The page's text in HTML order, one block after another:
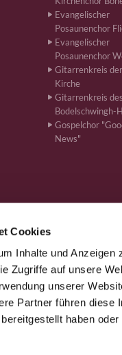
Cookies
Inhalte und
Zugriffe auf unsere
unserer
Partner führen
haben
Evangelischer
Posaunenchor
Evangelischer
Posaunenchor
Gitarrenkreis
Kirche
Gitarrenkreis des
Bodelschwingh-
Gospelchor
News"
· Bahnhofstr. 262,